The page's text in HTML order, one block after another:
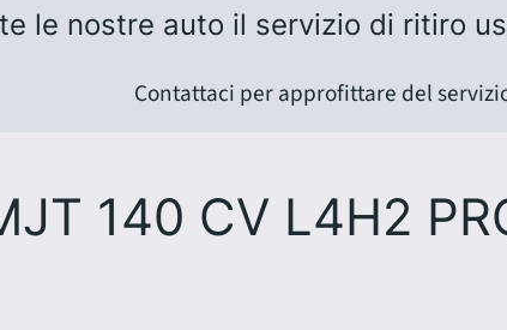
le nostre auto il servizio di ritiro
Contattaci per approfittare del
140 CV L4H2